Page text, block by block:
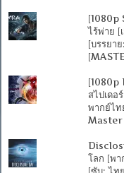
[1080p
ไร้พ่าย [
[บรรยา
[1080p
สไปเดอ
พากย์ไ
Master
โลก [พ